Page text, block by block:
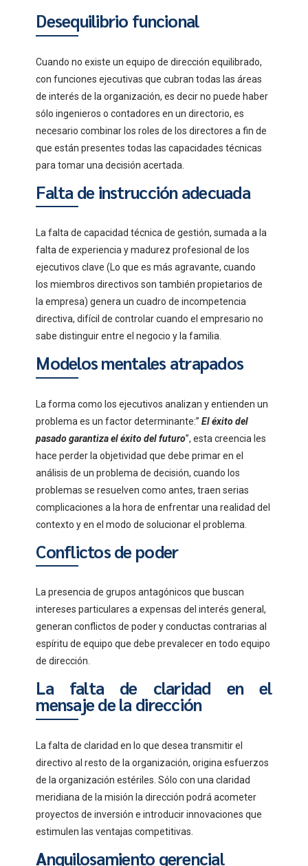
Desequilibrio funcional
Cuando no existe un equipo de dirección equilibrado,
con funciones ejecutivas que cubran todas las áreas
de interés de la organización, es decir no puede haber
sólo ingenieros o contadores en un directorio, es
necesario combinar los roles de los directores a fin de
que están presentes todas las capacidades técnicas
para tomar una decisión acertada.
Falta de instrucción adecuada
La falta de capacidad técnica de gestión, sumada a la
falta de experiencia y madurez profesional de los
ejecutivos clave (Lo que es más agravante, cuando
los miembros directivos son también propietarios de
la empresa) genera un cuadro de incompetencia
directiva, difícil de controlar cuando el empresario no
sabe distinguir entre el negocio y la familia.
Modelos mentales atrapados
La forma como los ejecutivos analizan y entienden un
problema es un factor determinante:”Eléxito del
pasado garantiza el éxito del futuro”, esta creencia les
hace perder la objetividad que debe primar en el
análisis de un problema de decisión, cuando los
problemas se resuelven como antes, traen serias
complicaciones a la hora de enfrentar una realidad del
contexto y en el modo de solucionar el problema.
Conflictos de poder
La presencia de grupos antagónicos que buscan
intereses particulares a expensas del interés general,
generan conflictos de poder y conductas contrarias al
espíritu de equipo que debe prevalecer en todo equipo
de dirección.
La falta de claridad en el
mensaje de la dirección
La falta de claridad en lo que desea transmitir el
directivo al resto de la organización, origina esfuerzos
de la organización estériles. Sólo con una claridad
meridiana de la misión la dirección podrá acometer
proyectos de inversión e introducir innovaciones que
estimulen las ventajas competitivas.
Anquilosamiento gerencial